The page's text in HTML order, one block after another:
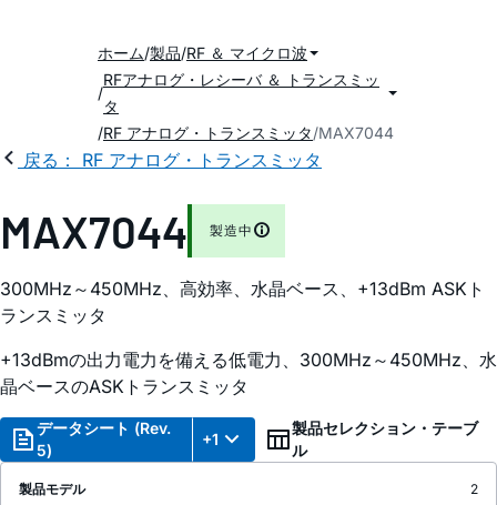
ホーム 製品 RF ＆ マイクロ波
RFアナログ・レシーバ ＆ トランスミッ
タ
RF アナログ・トランスミッタ MAX7044
戻る： RF アナログ・トランスミッタ
MAX7044 製造中
300MHz～450MHz、高効率、水晶ベース、+13dBm ASKト
ランスミッタ
+13dBmの出力電力を備える低電力、300MHz～450MHz、水
晶ベースのASKトランスミッタ
データシート (Rev.
5)
+1
製品セレクション・テーブ
ル
製品モデル
2